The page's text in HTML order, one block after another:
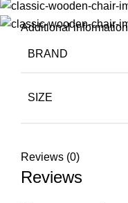
Additional information
BRAND
SIZE
Reviews (0)
Reviews